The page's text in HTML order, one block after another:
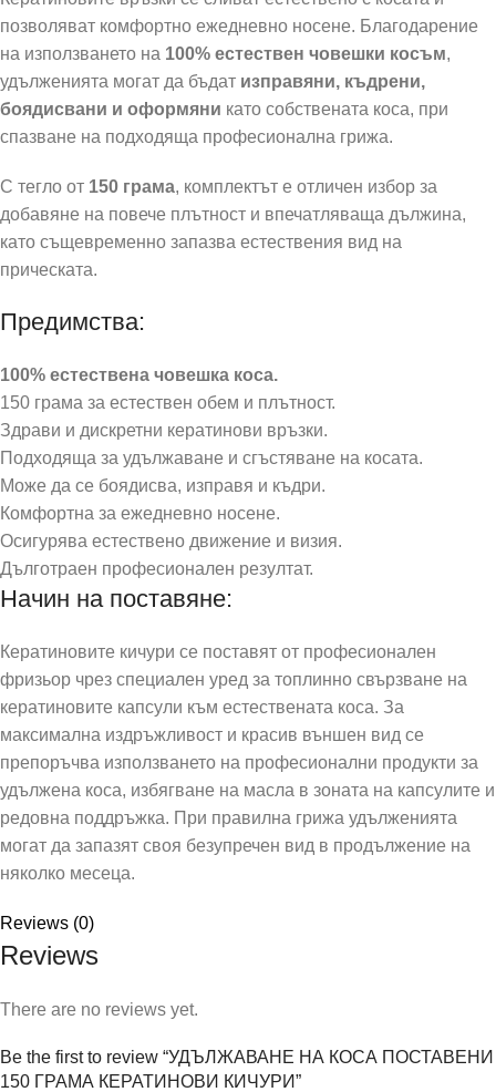
позволяват комфортно ежедневно носене. Благодарение
на използването на 100% естествен човешки косъм,
удълженията могат да бъдат изправяни, къдрени,
боядисвани и оформяни като собствената коса, при
спазване на подходяща професионална грижа.
С тегло от 150 грама, комплектът е отличен избор за
добавяне на повече плътност и впечатляваща дължина,
като същевременно запазва естествения вид на
прическата.
Предимства:
100% естествена човешка коса.
150 грама за естествен обем и плътност.
Здрави и дискретни кератинови връзки.
Подходяща за удължаване и сгъстяване на косата.
Може да се боядисва, изправя и къдри.
Комфортна за ежедневно носене.
Осигурява естествено движение и визия.
Дълготраен професионален резултат.
Начин на поставяне:
Кератиновите кичури се поставят от професионален
фризьор чрез специален уред за топлинно свързване на
кератиновите капсули към естествената коса. За
максимална издръжливост и красив външен вид се
препоръчва използването на професионални продукти за
удължена коса, избягване на масла в зоната на капсулите и
редовна поддръжка. При правилна грижа удълженията
могат да запазят своя безупречен вид в продължение на
няколко месеца.
Reviews (0)
Reviews
There are no reviews yet.
Be the first to review “УДЪЛЖАВАНЕ НА КОСА ПОСТАВЕНИ
150 ГРАМА КЕРАТИНОВИ КИЧУРИ”